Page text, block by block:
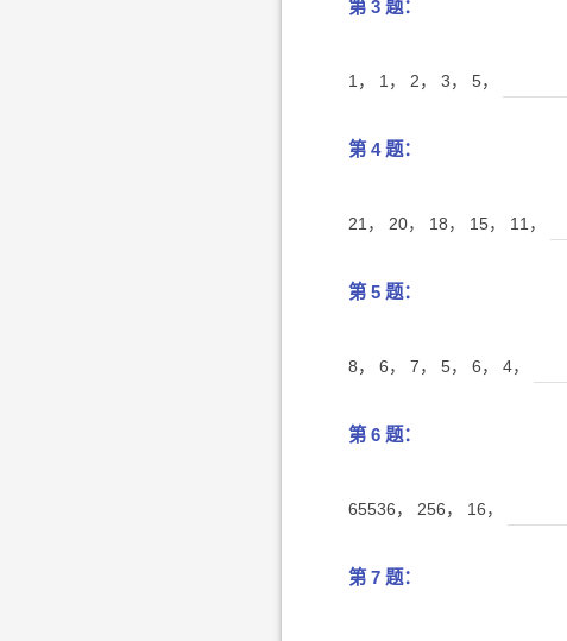
第 3 题：
1， 1， 2， 3， 5，
第 4 题：
21， 20， 18， 15， 11，
第 5 题：
8， 6， 7， 5， 6， 4，
第 6 题：
65536， 256， 16，
第 7 题：